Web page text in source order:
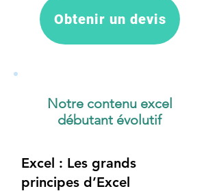
Obtenir un devis
Notre contenu excel
débutant évolutif
Excel : Les grands
principes d’Excel